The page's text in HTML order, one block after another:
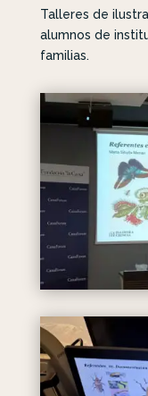
Talleres de
alumnos de
familias.